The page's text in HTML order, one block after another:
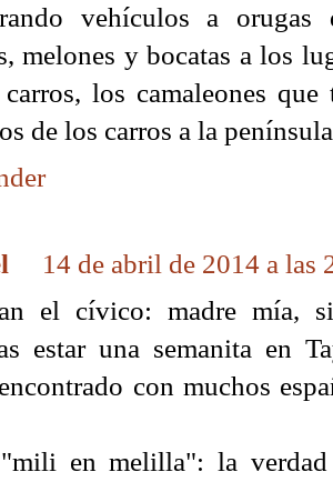
vehículos a orugas
melones y bocatas a los
los camaleones que
de los carros a la
14 de abril de 2014 a las
el cívico: madre mía,
estar una semanita en
con muchos
en melilla": la